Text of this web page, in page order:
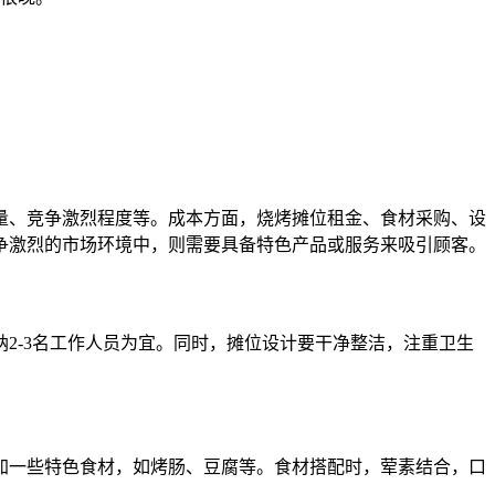
竞争激烈程度等。成本方面，烧烤摊位租金、食材采购、设
烈的市场环境中，则需要具备特色产品或服务来吸引顾客。
3名工作人员为宜。同时，摊位设计要干净整洁，注重卫生
些特色食材，如烤肠、豆腐等。食材搭配时，荤素结合，口